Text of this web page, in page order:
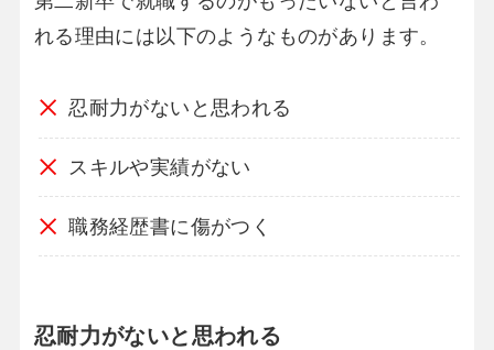
れる理由には以下のようなものがあります。
忍耐力がないと思われる
スキルや実績がない
職務経歴書に傷がつく
忍耐力がないと思われる